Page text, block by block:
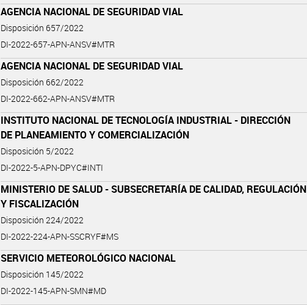
AGENCIA NACIONAL DE SEGURIDAD VIAL
Disposición 657/2022
DI-2022-657-APN-ANSV#MTR
AGENCIA NACIONAL DE SEGURIDAD VIAL
Disposición 662/2022
DI-2022-662-APN-ANSV#MTR
INSTITUTO NACIONAL DE TECNOLOGÍA INDUSTRIAL - DIRECCIÓN
DE PLANEAMIENTO Y COMERCIALIZACIÓN
Disposición 5/2022
DI-2022-5-APN-DPYC#INTI
MINISTERIO DE SALUD - SUBSECRETARÍA DE CALIDAD, REGULACIÓN
Y FISCALIZACIÓN
Disposición 224/2022
DI-2022-224-APN-SSCRYF#MS
SERVICIO METEOROLÓGICO NACIONAL
Disposición 145/2022
DI-2022-145-APN-SMN#MD